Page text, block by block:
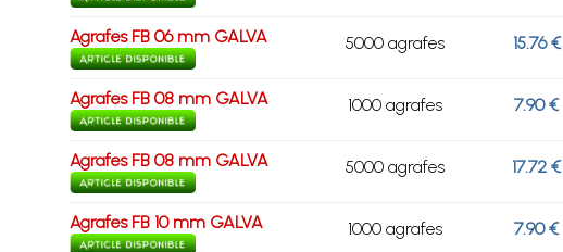
Agrafes FB 06 mm GALVA 5000 agrafes 15.76 €
Agrafes FB 08 mm GALVA 1000 agrafes 7.90 €
Agrafes FB 08 mm GALVA 5000 agrafes 17.72 €
Agrafes FB 10 mm GALVA 1000 agrafes 7.90 €